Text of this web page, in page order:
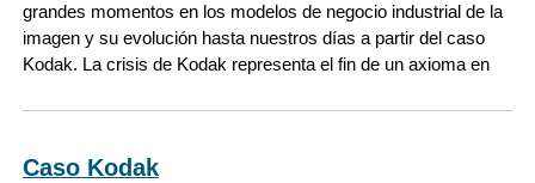
grandes momentos en los modelos de negocio industrial de la
imagen y su evolución hasta nuestros días a partir del caso
Kodak. La crisis de Kodak representa el fin de un axioma en
Caso Kodak